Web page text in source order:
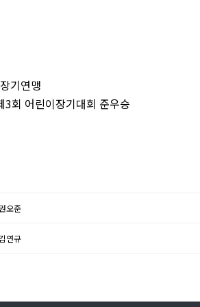
기연맹
어린이장기대회 준우승
오준
연규